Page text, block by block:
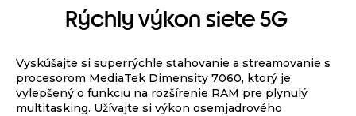
Rýchly výkon siete 5G
Vyskúšajte si superrýchle sťahovanie a streamovanie s
procesorom MediaTek Dimensity 7060, ktorý je
vylepšený o funkciu na rozšírenie RAM pre plynulý
multitasking. Užívajte si výkon osemjadrového